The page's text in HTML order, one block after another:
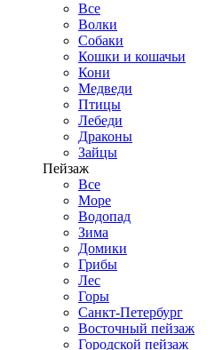
Все
Волки
Собаки
Кошки и кошачьи
Кони
Медведи
Птицы
Лебеди
Драконы
Зайцы
Пейзаж
Все
Море
Водопад
Зима
Домики
Грибы
Лес
Горы
Санкт-Петербург
Восточный пейзаж
Городской пейзаж